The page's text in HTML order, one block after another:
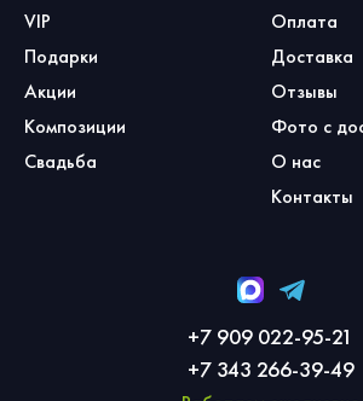
VIP
Подарки
Акции
Композиции
Свадьба
Оплата
Доставка
Отзывы
Фото с
О нас
Контакты
+7 909 022-95-21
+7 343 266-39-49